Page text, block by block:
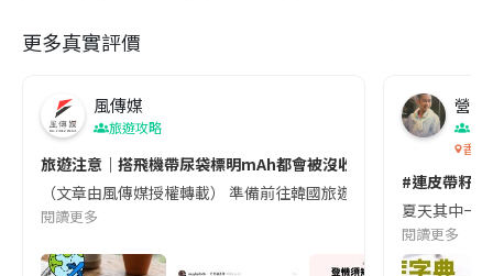
更多真實評價
風傳媒
旅遊攻略
旅遊注意｜搭飛機帶尿袋標明mAh都會被沒收😱出發前切記檢查
（文章由風傳媒授權轉載） 準備前往韓國旅遊的民眾，近期要
閱讀更多
營養
香港
#連皮帶籽
夏天其中一
閱讀更多